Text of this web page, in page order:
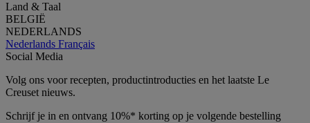
Land & Taal
BELGIË
NEDERLANDS
Nederlands Français
Social Media
Volg ons voor recepten, productintroducties en het laatste Le
Creuset nieuws.
Schrijf je in en ontvang 10%* korting op je volgende bestelling